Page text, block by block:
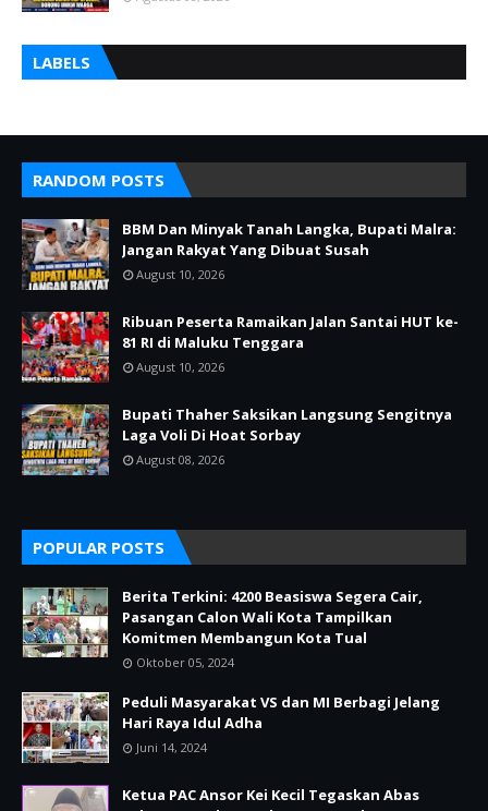
LABELS
RANDOM POSTS
BBM Dan Minyak Tanah Langka, Bupati Malra:
Jangan Rakyat Yang Dibuat Susah
August 10, 2026
Ribuan Peserta Ramaikan Jalan Santai HUT ke-
81 RI di Maluku Tenggara
August 10, 2026
Bupati Thaher Saksikan Langsung Sengitnya
Laga Voli Di Hoat Sorbay
August 08, 2026
POPULAR POSTS
Berita Terkini: 4200 Beasiswa Segera Cair,
Pasangan Calon Wali Kota Tampilkan
Komitmen Membangun Kota Tual
Oktober 05, 2024
Peduli Masyarakat VS dan MI Berbagi Jelang
Hari Raya Idul Adha
Juni 14, 2024
Ketua PAC Ansor Kei Kecil Tegaskan Abas